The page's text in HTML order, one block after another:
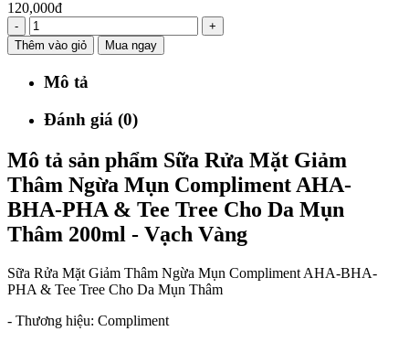
120,000đ
-
+
Thêm vào giỏ
Mua ngay
Mô tả
Đánh giá (0)
Mô tả sản phẩm Sữa Rửa Mặt Giảm
Thâm Ngừa Mụn Compliment AHA-
BHA-PHA & Tee Tree Cho Da Mụn
Thâm 200ml - Vạch Vàng
Sữa Rửa Mặt Giảm Thâm Ngừa Mụn Compliment AHA-BHA-
PHA & Tee Tree Cho Da Mụn Thâm
- Thương hiệu: Compliment